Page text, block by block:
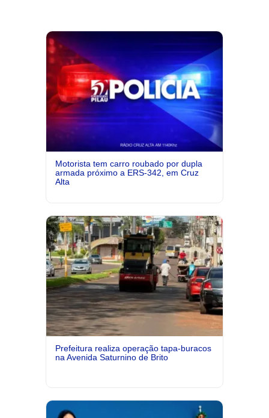
Motorista tem carro roubado por dupla
armada próximo a ERS-342, em Cruz
Alta
Prefeitura realiza operação tapa-buracos
na Avenida Saturnino de Brito